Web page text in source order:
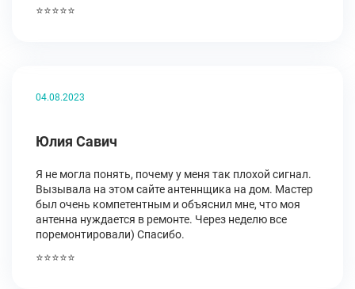
⭐⭐⭐⭐⭐
04.08.2023
Юлия Савич
Я не могла понять, почему у меня так плохой сигнал.
Вызывала на этом сайте антеннщика на дом. Мастер
был очень компетентным и объяснил мне, что моя
антенна нуждается в ремонте. Через неделю все
поремонтировали) Спасибо.
⭐⭐⭐⭐⭐